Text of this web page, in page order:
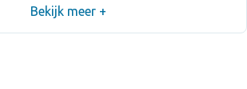
Bekijk meer +